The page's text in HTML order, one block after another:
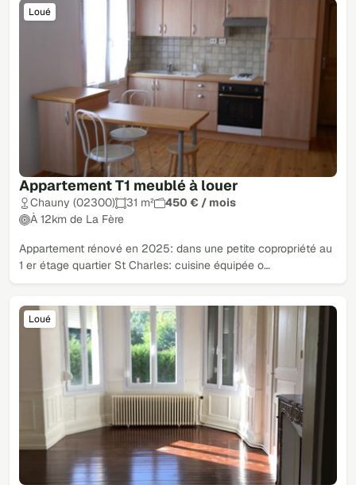
Appartement T1 meublé à louer
Loué
Chauny (02300) 31 m²
450 € / mois
À 12km de La Fère
Appartement rénové en 2025: dans une petite copropriété au
1 er étage quartier St Charles: cuisine équipée o…
Loué